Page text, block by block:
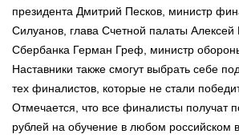
президента Дмитрий Песков, министр
Силуанов, глава Счетной палаты Алексей
Сбербанка Герман Греф, министр
Наставники также смогут выбрать себе
тех финалистов, которые не стали
Отмечается, что все финалисты получат
рублей на обучение в любом российском